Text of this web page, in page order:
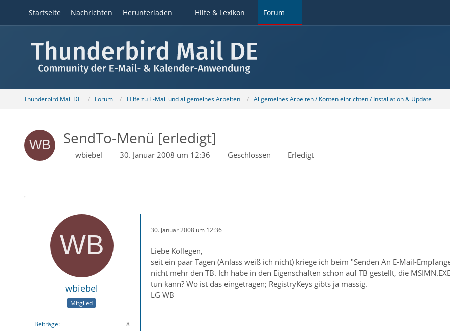
Startseite Nachrichten Herunterladen Hilfe & Lexikon Forum
Thunderbird Mail DE Forum Hilfe zu E-Mail und allgemeines Arbeiten Allgemeines Arbeiten / Konten einrichten / Installation & Update
SendTo-Menü [erledigt]
wbiebel 30. Januar 2008 um 12:36 Geschlossen Erledigt
wbiebel
Mitglied
Beiträge
8
30. Januar 2008 um 12:36
Liebe Kollegen,
seit ein paar Tagen (Anlass weiß ich nicht) kriege ich beim "Senden An E-Mail-
nicht mehr den TB. Ich habe in den Eigenschaften schon auf TB gestellt, die
tun kann? Wo ist das eingetragen; RegistryKeys gibts ja massig.
LG WB